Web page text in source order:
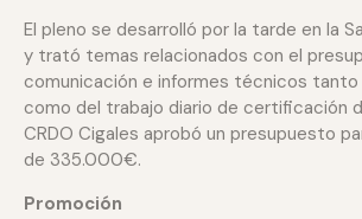
El pleno se desarrolló por la tarde en la
y trató temas relacionados con el
comunicación e informes técnicos tanto
como del trabajo diario de certificación
CRDO Cigales aprobó un presupuesto
de 335.000€.
Promoción